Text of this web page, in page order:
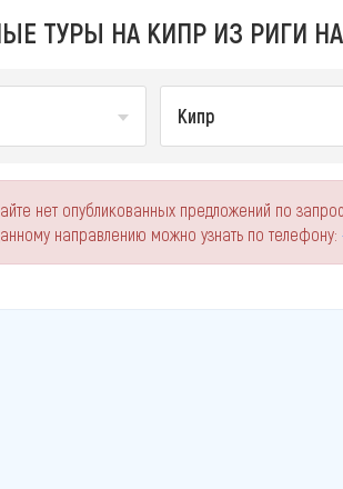
ТУРЫ НА КИПР ИЗ РИГИ
Кипр
нет опубликованных предложений по
направлению можно узнать по телефону: